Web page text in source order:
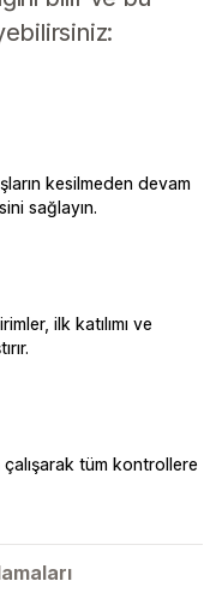
kesilmeden devam
sağlayın.
ilk katılımı ve
tüm kontrollere